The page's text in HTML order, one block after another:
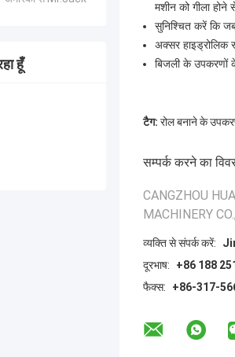
हूँ
मशीन को गीला
सुनिश्चित करें कि
अक्सर हाइड्रोलिक
बिजली के उपकरणों
टैग: रोल बनाने के
सम्पर्क करने का
CANGZHOU
MACHINERY
व्यक्ति से संपर्क करें:
दूरभाष:
+86 188
फैक्स:
+86-317-